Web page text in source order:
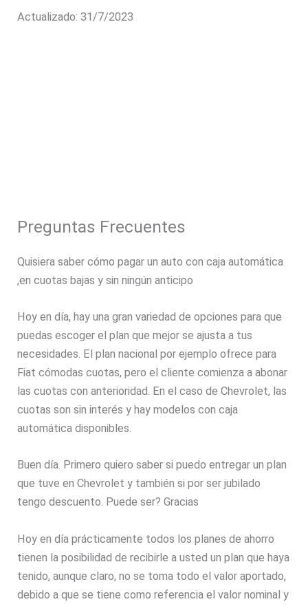
Actualizado: 31/7/2023
Preguntas Frecuentes
Quisiera saber cómo pagar un auto con caja automática
,en cuotas bajas y sin ningún anticipo
Hoy en día, hay una gran variedad de opciones para que
puedas escoger el plan que mejor se ajusta a tus
necesidades. El plan nacional por ejemplo ofrece para
Fiat cómodas cuotas, pero el cliente comienza a abonar
las cuotas con anterioridad. En el caso de Chevrolet, las
cuotas son sin interés y hay modelos con caja
automática disponibles.
Buen día. Primero quiero saber si puedo entregar un plan
que tuve en Chevrolet y también si por ser jubilado
tengo descuento. Puede ser? Gracias
Hoy en día prácticamente todos los planes de ahorro
tienen la posibilidad de recibirle a usted un plan que haya
tenido, aunque claro, no se toma todo el valor aportado,
debido a que se tiene como referencia el valor nominal y